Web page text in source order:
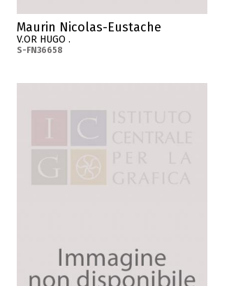
Maurin Nicolas-Eustache
V.OR HUGO .
S-FN36658